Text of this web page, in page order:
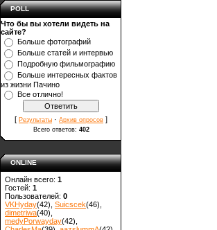
POLL
Что бы вы хотели видеть на
сайте?
Больше фотографий
Больше статей и интервью
Подробную фильмографию
Больше интересных фактов
из жизни Пачино
Все отлично!
[ Результаты · Архив опросов ]
Всего ответов: 402
ONLINE
Онлайн всего: 1
Гостей: 1
Пользователей: 0
VKHyday(42) Suicscek(46)
dimetriwa(40)
medyPorwayday(42)